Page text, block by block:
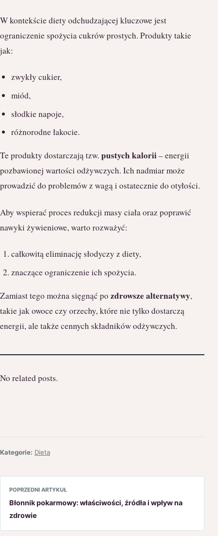
W kontekście diety odchudzającej kluczowe jest
ograniczenie spożycia cukrów prostych. Produkty takie
jak:
zwykły cukier,
miód,
słodkie napoje,
różnorodne łakocie.
Te produkty dostarczają tzw. pustych kalorii– energii
pozbawionej wartości odżywczych. Ich nadmiar może
prowadzić do problemów z wagą i ostatecznie do otyłości.
Aby wspierać proces redukcji masy ciała oraz poprawić
nawyki żywieniowe, warto rozważyć:
całkowitą eliminację słodyczy z diety,
znaczące ograniczenie ich spożycia.
Zamiast tego można sięgnąć po zdrowsze alternatywy,
takie jak owoce czy orzechy, które nie tylko dostarczą
energii, ale także cennych składników odżywczych.
No related posts.
Kategorie: Dieta
POPRZEDNI ARTYKUŁ
Błonnik pokarmowy: właściwości, źródła i wpływ na
zdrowie